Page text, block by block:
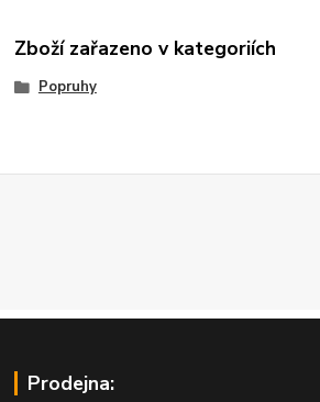
Zboží zařazeno v kategoriích
Popruhy
Prodejna: